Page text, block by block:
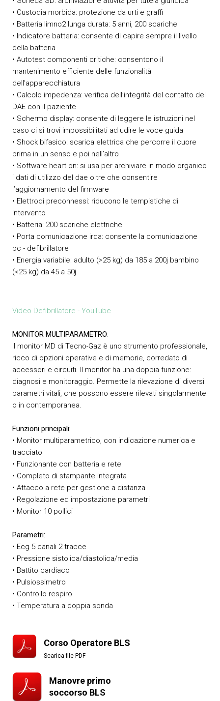
• Custodia morbida: protezione da urti e graffi
• Batteria limno2 lunga durata: 5 anni, 200 scariche
• Indicatore batteria: consente di capire sempre il livello
della batteria
• Autotest componenti critiche: consentono il
mantenimento efficiente delle funzionalità
dell’apparecchiatura
• Calcolo impedenza: verifica dell’integrità del contatto del
DAE con il paziente
• Schermo display: consente di leggere le istruzioni nel
caso ci si trovi impossibilitati ad udire le voce guida
• Shock bifasico: scarica elettrica che percorre il cuore
prima in un senso e poi nell’altro
• Software heart on: si usa per archiviare in modo organico
i dati di utilizzo del dae oltre che consentire
l’aggiornamento del firmware
• Elettrodi preconnessi: riducono le tempistiche di
intervento
• Batteria: 200 scariche elettriche
• Porta comunicazione irda: consente la comunicazione
pc - defibrillatore
• Energia variabile: adulto (>25 kg) da 185 a 200j bambino
(<25 kg) da 45 a 50j
Video Defibrillatore - YouTube
MONITOR MULTIPARAMETRO:
Il monitor MD di Tecno-Gaz è uno strumento professionale,
ricco di opzioni operative e di memorie, corredato di
accessori e circuiti. Il monitor ha una doppia funzione:
diagnosi e monitoraggio. Permette la rilevazione di diversi
parametri vitali, che possono essere rilevati singolarmente
o in contemporanea.
Funzioni principali:
• Monitor multiparametrico, con indicazione numerica e
tracciato
• Funzionante con batteria e rete
• Completo di stampante integrata
• Attacco a rete per gestione a distanza
• Regolazione ed impostazione parametri
• Monitor 10 pollici
Parametri:
• Ecg 5 canali 2 tracce
• Pressione sistolica/diastolica/media
• Battito cardiaco
• Pulsiossimetro
• Controllo respiro
• Temperatura a doppia sonda
Corso Operatore BLS
Scarica file PDF
Manovre primo
soccorso BLS